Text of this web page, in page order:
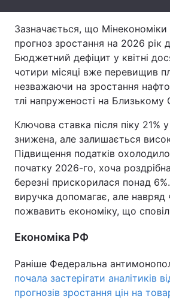
Тема оформлення
Зазначається, що Мінекономіки
прогноз зростання на 2026 рік
Бюджетний дефіцит у квітні
чотири місяці вже перевищив
незважаючи на зростання
тлі напруженості на Близькому
Ключова ставка після піку 21%
знижена, але залишається
Підвищення податків
початку 2026-го, хоча
березні прискорилася понад
виручка допомагає, але
пожвавить економіку, що
Економіка РФ
Раніше Федеральна
почала застерігати аналітиків
прогнозів зростання цін на